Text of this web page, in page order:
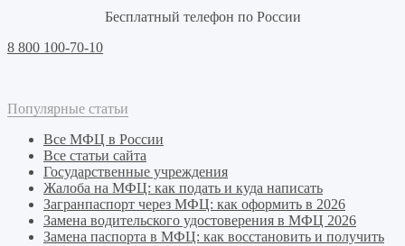
Бесплатный телефон по России
8 800 100-70-10
Популярные статьи
Все МФЦ в России
Все статьи сайта
Государственные учреждения
Жалоба на МФЦ: как подать и куда написать
Загранпаспорт через МФЦ: как оформить в 2026
Замена водительского удостоверения в МФЦ 2026
Замена паспорта в МФЦ: как восстановить и получить